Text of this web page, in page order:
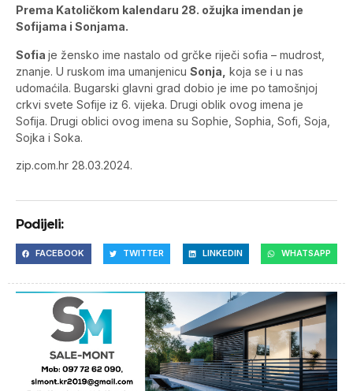
Prema Katoličkom kalendaru 28. ožujka imendan je
Sofijama i Sonjama.
Sofia je žensko ime nastalo od grčke riječi sofia – mudrost,
znanje. U ruskom ima umanjenicu Sonja, koja se i u nas
udomaćila. Bugarski glavni grad dobio je ime po tamošnjoj
crkvi svete Sofije iz 6. vijeka. Drugi oblik ovog imena je
Sofija. Drugi oblici ovog imena su Sophie, Sophia, Sofi, Soja,
Sojka i Soka.
zip.com.hr 28.03.2024.
Podijeli:
FACEBOOK TWITTER LINKEDIN WHATSAPP